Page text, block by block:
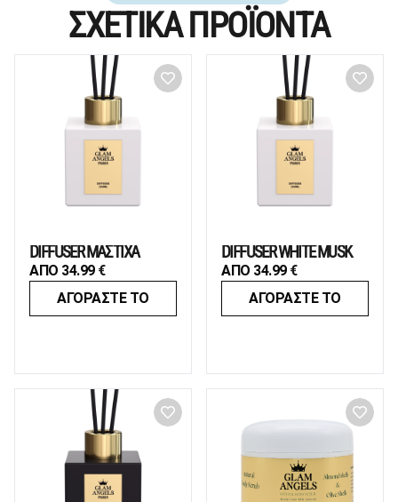
ΣΧΕΤΙΚΑ ΠΡΟΪΟΝΤΑ
DIFFUSER ΜΑΣΤΙΧΑ
ΑΠΟ 34.99 €
ΑΓΟΡΑΣΤΕ ΤΟ
DIFFUSER WHITE MUSK
ΑΠΟ 34.99 €
ΑΓΟΡΑΣΤΕ ΤΟ